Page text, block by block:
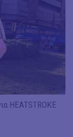
HEATSTROKE